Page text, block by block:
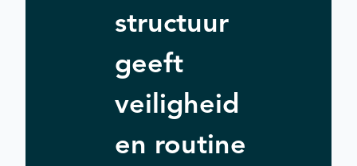
structuur
geeft
veiligheid
en routine